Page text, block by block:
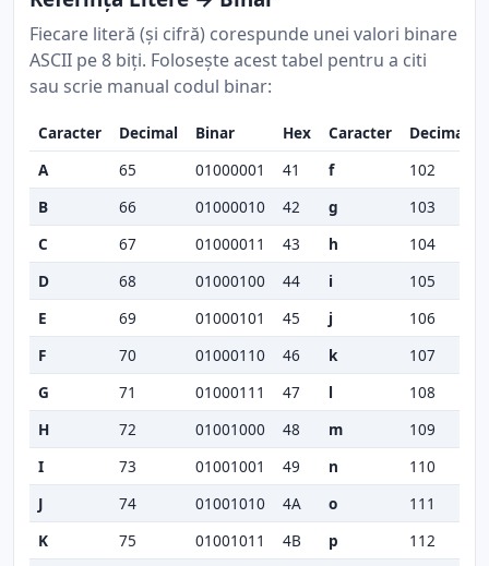
Fiecare literă (și cifră) corespunde unei valori binare
ASCII pe 8 biți. Folosește acest tabel pentru a citi
sau scrie manual codul binar:
Caracter Decimal Binar Hex Caracter Decimal
A
65 01000001 41 f 102
B
66 01000010 42 g 103
C
67 01000011 43 h 104
D
68 01000100 44 i 105
E
69 01000101 45 j 106
F
70 01000110 46 k 107
G
71 01000111 47 l 108
H
72 01001000 48 m 109
I
73 01001001 49 n 110
J
74 01001010 4A o 111
K
75 01001011 4B p 112